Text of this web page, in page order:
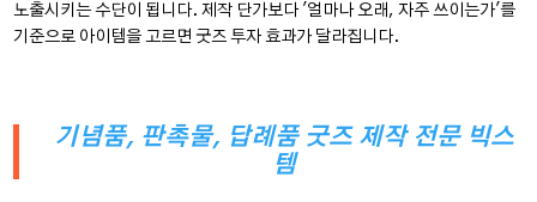
노출시키는 수단이 됩니다. 제작 단가보다 '얼마나 오래, 자주 쓰이는가'를
기준으로 아이템을 고르면 굿즈 투자 효과가 달라집니다.
기념품, 판촉물, 답례품 굿즈 제작 전문 빅스
템